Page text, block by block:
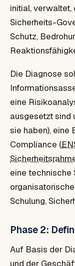
initial, verwaltet,
Sicherheits-
Schutz,
Die Diagnose
eine
ausgesetzt sind
sie haben), eine
Compliance (
eine technische
Schulung,
Phase 2:
Auf Basis der
und der